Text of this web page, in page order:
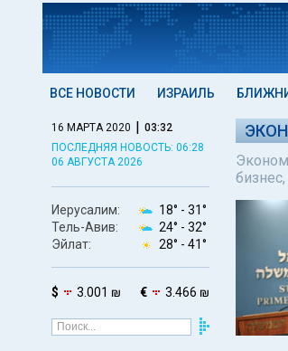
ВСЕ НОВОСТИ ИЗРАИЛЬ
16 МАРТА 2020 | 03:32
ПОСЛЕДНЯЯ НОВОСТЬ: 06:28
06 АВГУСТА 2026
Иерусалим: 18° - 31°
Тель-Авив:
24° - 32°
Эйлат:
28° - 41°
$ 3.001 ₪ € 3.466 ₪